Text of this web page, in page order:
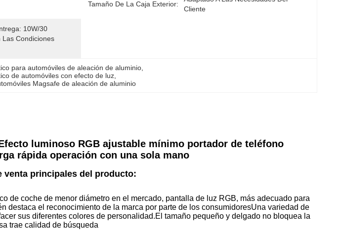
Tamaño De La Caja Exterior:
Cliente
10W/30
Condiciones
para automóviles de aleación de aluminio
de automóviles con efecto de luz
Magsafe de aleación de aluminio
luminoso RGB ajustable mínimo portador de teléfono
rápida operación con una sola mano
venta principales del producto:
de coche de menor diámetro en el mercado, pantalla de luz RGB, más adecuado para
destaca el reconocimiento de la marca por parte de los consumidoresUna variedad de
sus diferentes colores de personalidad.El tamaño pequeño y delgado no bloquea la
trae calidad de búsqueda